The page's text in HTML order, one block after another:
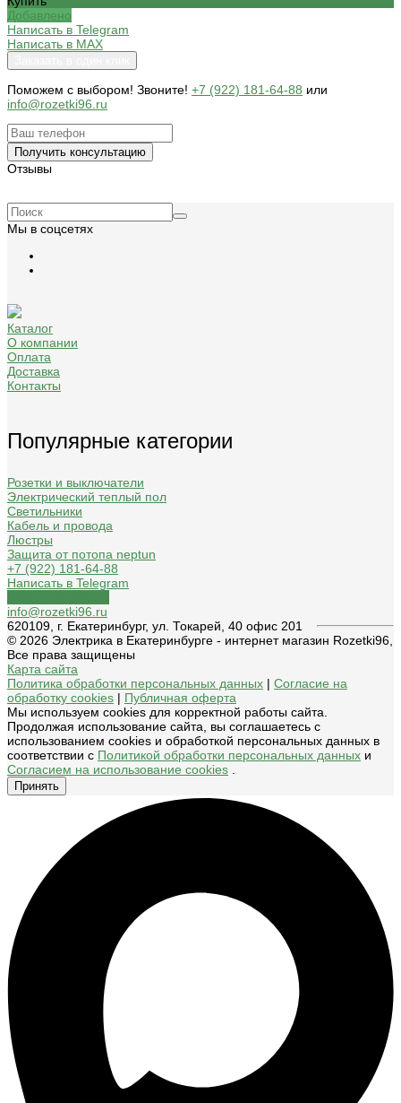
Добавлено
Написать в Telegram
Написать в MAX
Поможем c выбором! Звоните! +7 (922) 181-64-88 или
info@rozetki96.ru
Получить консультацию
Отзывы
Мы в соцсетях
Каталог
О компании
Оплата
Доставка
Контакты
Популярные категории
Розетки и выключатели
Электрический теплый пол
Светильники
Кабель и провода
Люстры
Защита от потопа neptun
+7 (922) 181-64-88
Написать в Telegram
info@rozetki96.ru
620109, г. Екатеринбург, ул. Токарей, 40 офис 201
© 2026 Электрика в Екатеринбурге - интернет магазин Rozetki96,
Все права защищены
Карта сайта
Политика обработки персональных данных | Согласие на
обработку cookies | Публичная оферта
Мы используем cookies для корректной работы сайта.
Продолжая использование сайта, вы соглашаетесь с
использованием cookies и обработкой персональных данных в
соответствии с Политикой обработки персональных данных и
Согласием на использование cookies .
Принять